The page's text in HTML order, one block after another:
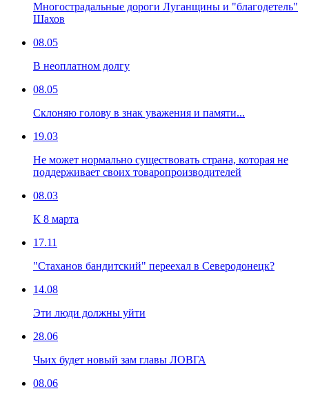
Многострадальные дороги Луганщины и "благодетель"
Шахов
08.05
В неоплатном долгу
08.05
Склоняю голову в знак уважения и памяти...
19.03
Не может нормально существовать страна, которая не
поддерживает своих товаропроизводителей
08.03
К 8 марта
17.11
"Стаханов бандитский" переехал в Северодонецк?
14.08
Эти люди должны уйти
28.06
Чьих будет новый зам главы ЛОВГА
08.06